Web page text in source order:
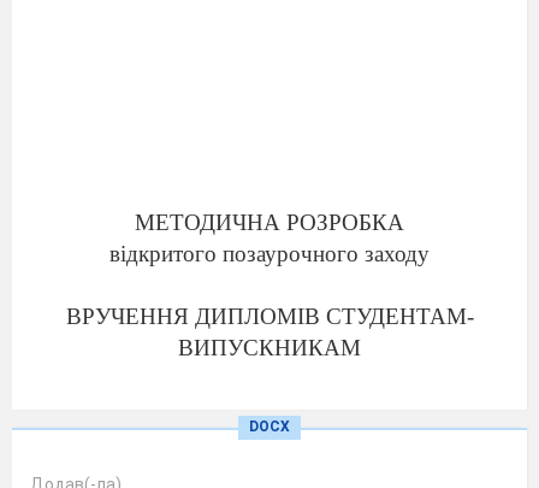
МЕТОДИЧНА РОЗРОБКА
відкритого позаурочного заходу
ВРУЧЕННЯ ДИПЛОМІВ СТУДЕНТАМ-
ВИПУСКНИКАМ
групи ОВ 14 спеціальності 5.03060101
«Організація виробництва»
DOCX